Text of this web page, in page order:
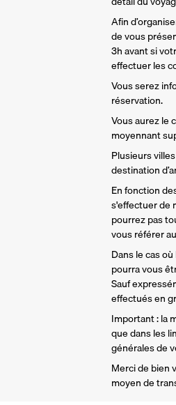
Afin
de vous
3h avant si
effectuer les
Vous serez
réservation.
Vous aurez le
moyennant
Plusieurs
destination
En fonction
s'effectuer de
pourrez pas
vous référer
Dans le cas
pourra vous
Sauf
effectués en
Important : la
que dans les
générales de
Merci de bien
moyen de